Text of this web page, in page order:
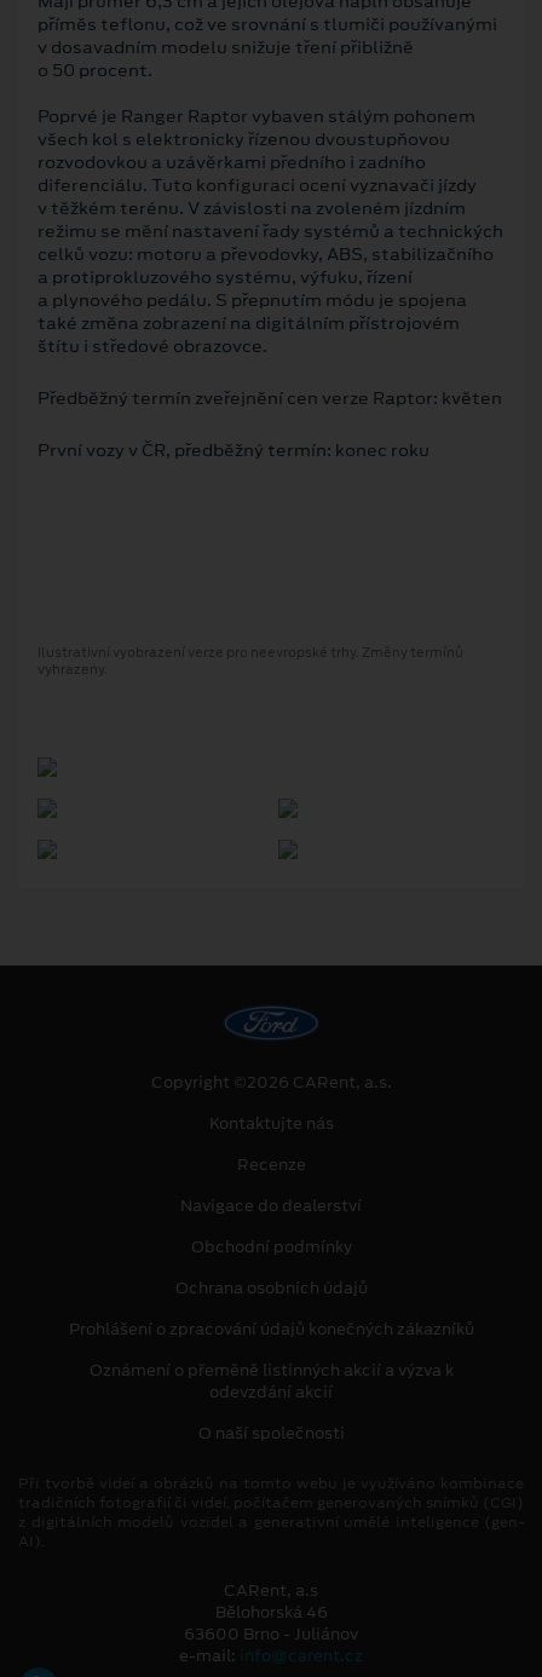
příměs teflonu, což ve srovnání s tlumiči používanými
v dosavadním modelu snižuje tření přibližně
o 50 procent.
Poprvé je Ranger Raptor vybaven stálým pohonem
všech kol s elektronicky řízenou dvoustupňovou
rozvodovkou a uzávěrkami předního i zadního
diferenciálu. Tuto konfiguraci ocení vyznavači jízdy
v těžkém terénu. V závislosti na zvoleném jízdním
režimu se mění nastavení řady systémů a technických
celků vozu: motoru a převodovky, ABS, stabilizačního
a protiprokluzového systému, výfuku, řízení
a plynového pedálu. S přepnutím módu je spojena
také změna zobrazení na digitálním přístrojovém
štítu i středové obrazovce.
Předběžný termín zveřejnění cen verze Raptor: květen
První vozy v ČR, předběžný termín: konec roku
Ilustrativní vyobrazení verze pro neevropské trhy. Změny termínů
vyhrazeny.
Copyright ©2026 CARent, a.s.
Kontaktujte nás
Recenze
Navigace do dealerství
Obchodní podmínky
Ochrana osobních údajů
Prohlášení o zpracování údajů konečných zákazníků
Oznámení o přeměně listinných akcií a výzva k
odevzdání akcií
O naší společnosti
CARent, a.s
Bělohorská 46
63600 Brno - Juliánov
e-mail: info@carent.cz